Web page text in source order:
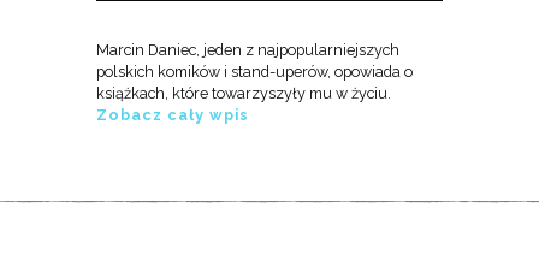
Marcin Daniec, jeden z najpopularniejszych
polskich komików i stand-uperów, opowiada o
książkach, które towarzyszyły mu w życiu.
Zobacz cały wpis